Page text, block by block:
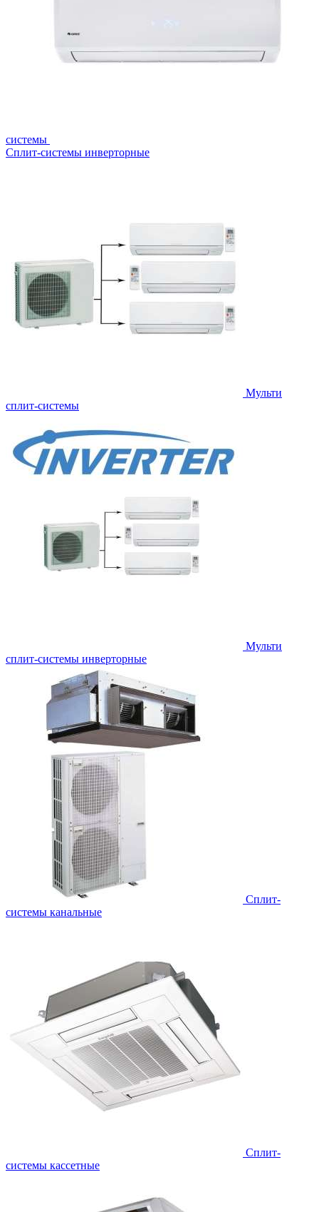
системы
Сплит-системы инверторные
Мульти
сплит-системы
Мульти
сплит-системы инверторные
Сплит-
системы канальные
Сплит-
системы кассетные